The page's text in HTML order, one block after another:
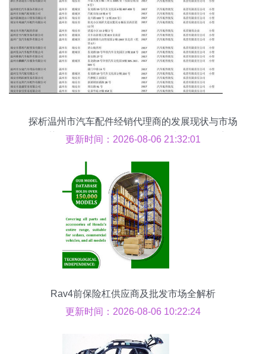
探析温州市汽车配件经销代理商的发展现状与市场
趋势——基于2018版738家批发商名录的观察
更新时间：2026-08-06 21:32:01
Rav4前保险杠供应商及批发市场全解析
更新时间：2026-08-06 10:22:24